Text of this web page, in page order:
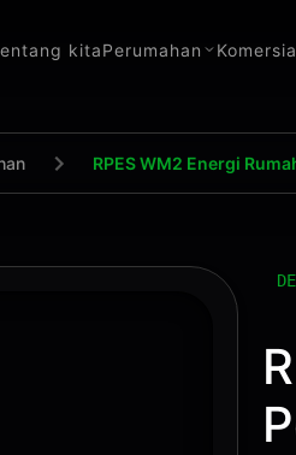
kitaPerumahan
RPES WM2 Energi